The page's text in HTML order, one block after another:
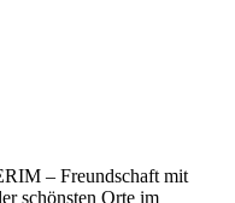
– Freundschaft mit
schönsten Orte im